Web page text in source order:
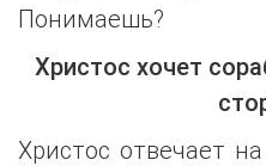
Понимаешь?
Христос хочет
Христос отвечает